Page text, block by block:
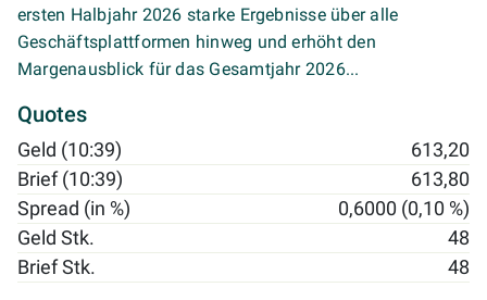
ersten Halbjahr 2026 starke Ergebnisse über alle
Geschäftsplattformen hinweg und erhöht den
Margenausblick für das Gesamtjahr 2026...
Quotes
Geld (10:39)
613,20
Brief (10:39)
613,80
Spread (in %)
0,6000 (0,10 %)
Geld Stk.
48
Brief Stk.
48